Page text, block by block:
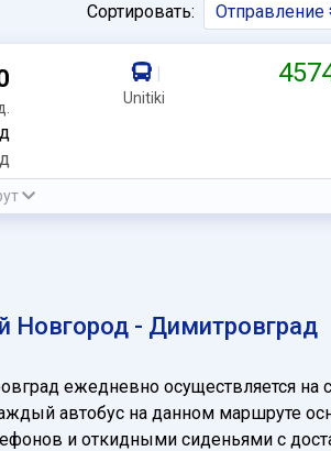
Сортировать: Отправление
|
Unitiki
Новгород - Димитровград
ежедневно осуществляется
автобус на данном маршруте
и откидными сиденьями с